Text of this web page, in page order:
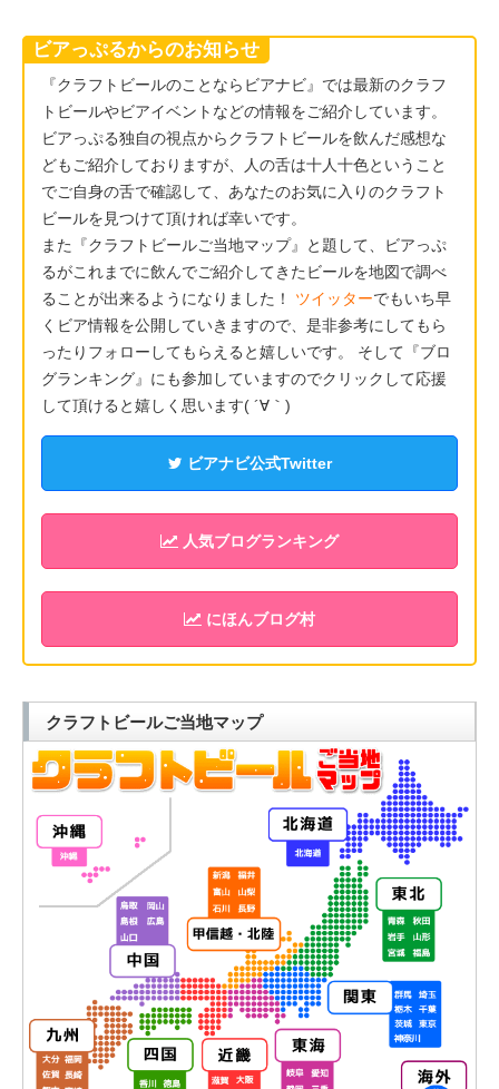
ビアっぷるからのお知らせ
『クラフトビールのことならビアナビ』では最新のクラフ
トビールやビアイベントなどの情報をご紹介しています。
ビアっぷる独自の視点からクラフトビールを飲んだ感想な
どもご紹介しておりますが、人の舌は十人十色ということ
でご自身の舌で確認して、あなたのお気に入りのクラフト
ビールを見つけて頂ければ幸いです。
また『クラフトビールご当地マップ』と題して、ビアっぷ
るがこれまでに飲んでご紹介してきたビールを地図で調べ
ることが出来るようになりました！ ツイッターでもいち早
くビア情報を公開していきますので、是非参考にしてもら
ったりフォローしてもらえると嬉しいです。 そして『ブロ
グランキング』にも参加していますのでクリックして応援
して頂けると嬉しく思います( ´∀｀)
ビアナビ公式Twitter
人気ブログランキング
にほんブログ村
クラフトビールご当地マップ